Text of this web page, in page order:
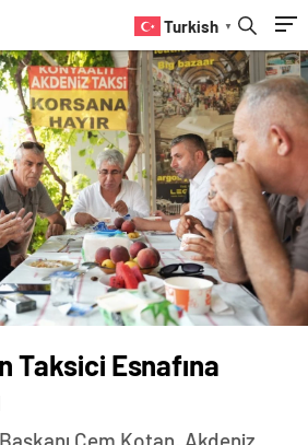
Turkish ▼
Taksici Esnafına